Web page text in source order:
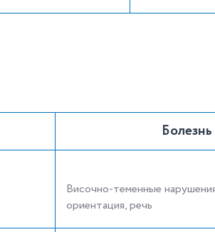
Височно-теменные
ориентация, речь